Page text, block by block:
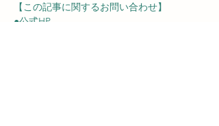
【この記事に関するお問い合わせ】
●公式HP